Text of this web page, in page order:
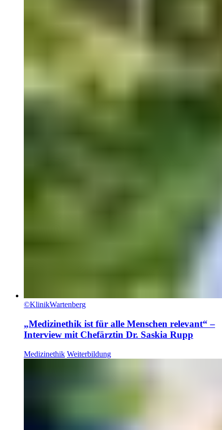
©KlinikWartenberg
„Medizinethik ist für alle Menschen relevant“ –
Interview mit Chefärztin Dr. Saskia Rupp
Medizinethik Weiterbildung